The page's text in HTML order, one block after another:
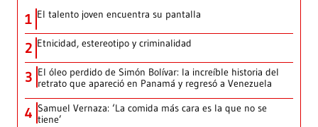
1 El talento joven encuentra su pantalla​
2 Etnicidad, estereotipo y criminalidad
3 El óleo perdido de Simón Bolívar: la increíble historia del
retrato que apareció en Panamá y regresó a Venezuela
4 Samuel Vernaza: ‘La comida más cara es la que no se
tiene’